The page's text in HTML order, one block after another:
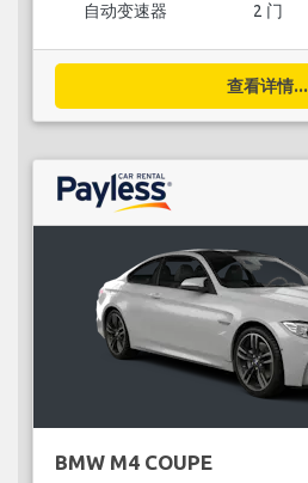
自动变速器 2 门
查看详情...
BMW M4 COUPE